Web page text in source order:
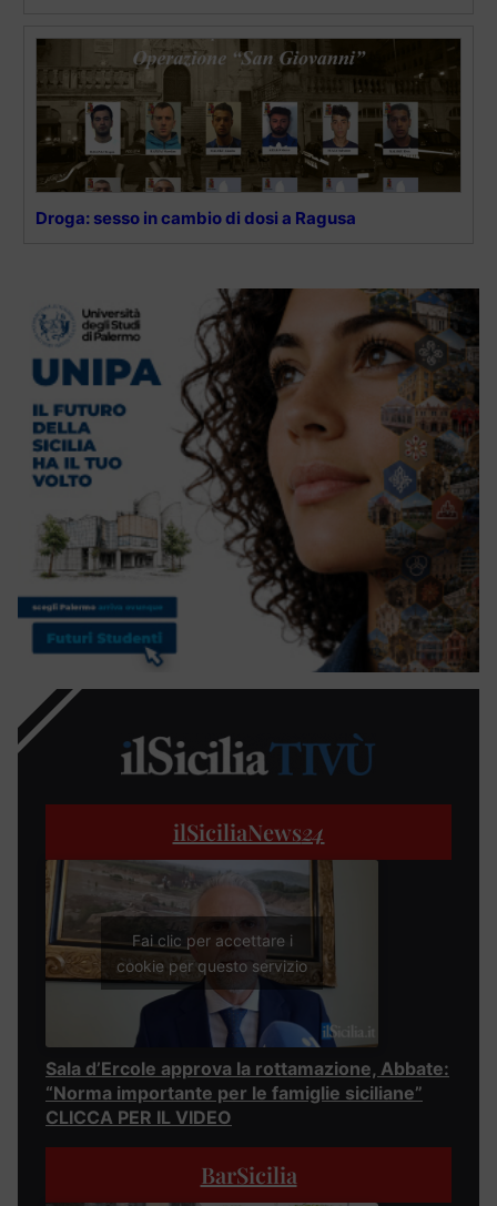
Droga: sesso in cambio di dosi a Ragusa
ilSiciliaNews24
Fai clic per accettare i
cookie per questo servizio
Sala d’Ercole approva la rottamazione, Abbate:
“Norma importante per le famiglie siciliane”
CLICCA PER IL VIDEO
BarSicilia